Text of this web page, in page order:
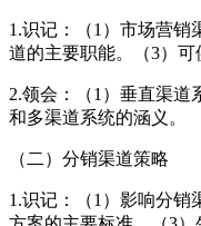
1.识记：（1）市场营销
道的主要职能。（3）可
2.领会：（1）垂直渠道
和多渠道系统的涵义。
（二）分销渠道策略
1.识记：（1）影响分销